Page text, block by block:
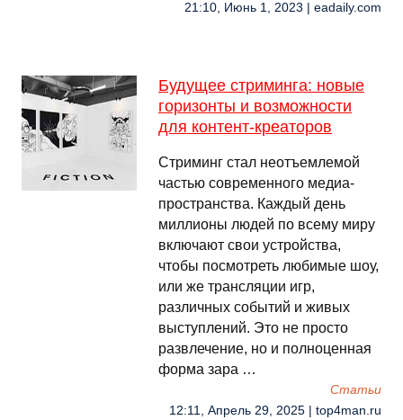
21:10, Июнь 1, 2023 | eadaily.com
Будущее стриминга: новые
горизонты и возможности
для контент-креаторов
Стриминг стал неотъемлемой
частью современного медиа-
пространства. Каждый день
миллионы людей по всему миру
включают свои устройства,
чтобы посмотреть любимые шоу,
или же трансляции игр,
различных событий и живых
выступлений. Это не просто
развлечение, но и полноценная
форма зара …
Cтатьи
12:11, Апрель 29, 2025 | top4man.ru